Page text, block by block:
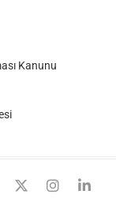
Kanunu
twitter